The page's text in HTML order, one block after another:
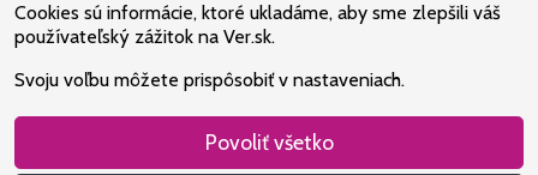
Naše srdce je v Martindome.
Podporujeme aktivity spoločenstva,
ktoré pomáha nájsť vzťah s Bohom.
Cookies sú informácie, ktoré ukladáme, aby sme zlepšili váš
používateľský zážitok na Ver.sk.
Svoju voľbu môžete prispôsobiť v nastaveniach.
Povoliť všetko